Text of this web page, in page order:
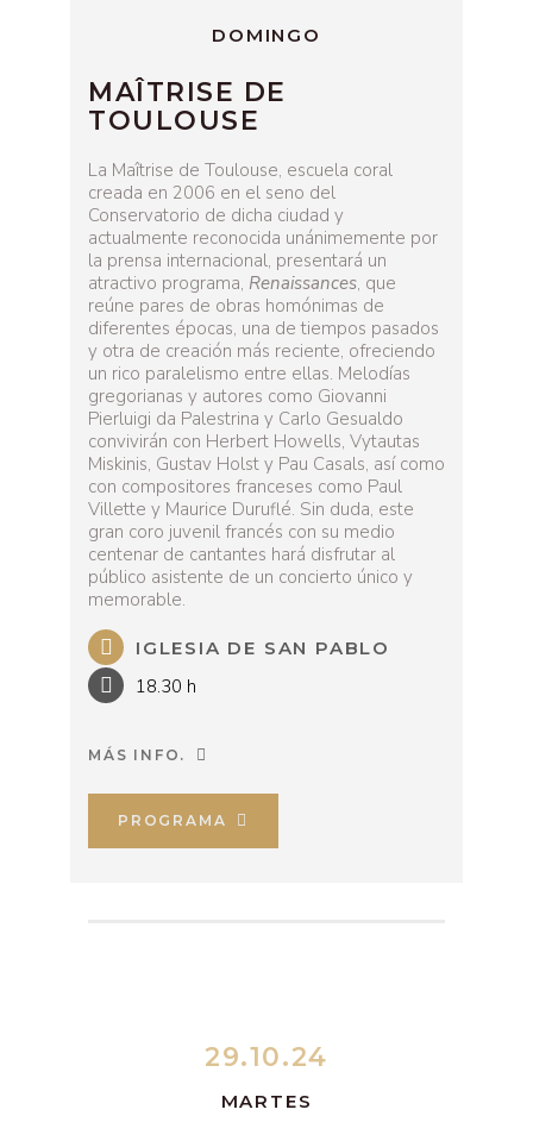
DOMINGO
MAÎTRISE DE
TOULOUSE
La Maîtrise de Toulouse, escuela coral
creada en 2006 en el seno del
Conservatorio de dicha ciudad y
actualmente reconocida unánimemente por
la prensa internacional, presentará un
atractivo programa, Renaissances, que
reúne pares de obras homónimas de
diferentes épocas, una de tiempos pasados
y otra de creación más reciente, ofreciendo
un rico paralelismo entre ellas. Melodías
gregorianas y autores como Giovanni
Pierluigi da Palestrina y Carlo Gesualdo
convivirán con Herbert Howells, Vytautas
Miskinis, Gustav Holst y Pau Casals, así como
con compositores franceses como Paul
Villette y Maurice Duruflé. Sin duda, este
gran coro juvenil francés con su medio
centenar de cantantes hará disfrutar al
público asistente de un concierto único y
memorable.
IGLESIA DE SAN PABLO
18.30 h
MÁS INFO.
PROGRAMA
29.10.24
MARTES